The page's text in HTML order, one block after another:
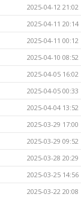
2025-04-12 21:02
2025-04-11 20:14
2025-04-11 00:12
2025-04-10 08:52
2025-04-05 16:02
2025-04-05 00:33
2025-04-04 13:52
2025-03-29 17:00
2025-03-29 09:52
2025-03-28 20:29
2025-03-25 14:56
2025-03-22 20:08